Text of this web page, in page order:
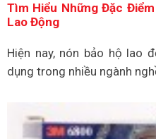
Tìm Hiểu Những Đặc
Lao Động
Hiện nay, nón bảo hộ lao
dụng trong nhiều ngành